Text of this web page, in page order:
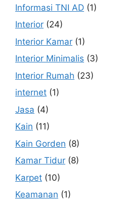
Informasi TNI AD (1)
Interior (24)
Interior Kamar (1)
Interior Minimalis (3)
Interior Rumah (23)
internet (1)
Jasa (4)
Kain (11)
Kain Gorden (8)
Kamar Tidur (8)
Karpet (10)
Keamanan (1)